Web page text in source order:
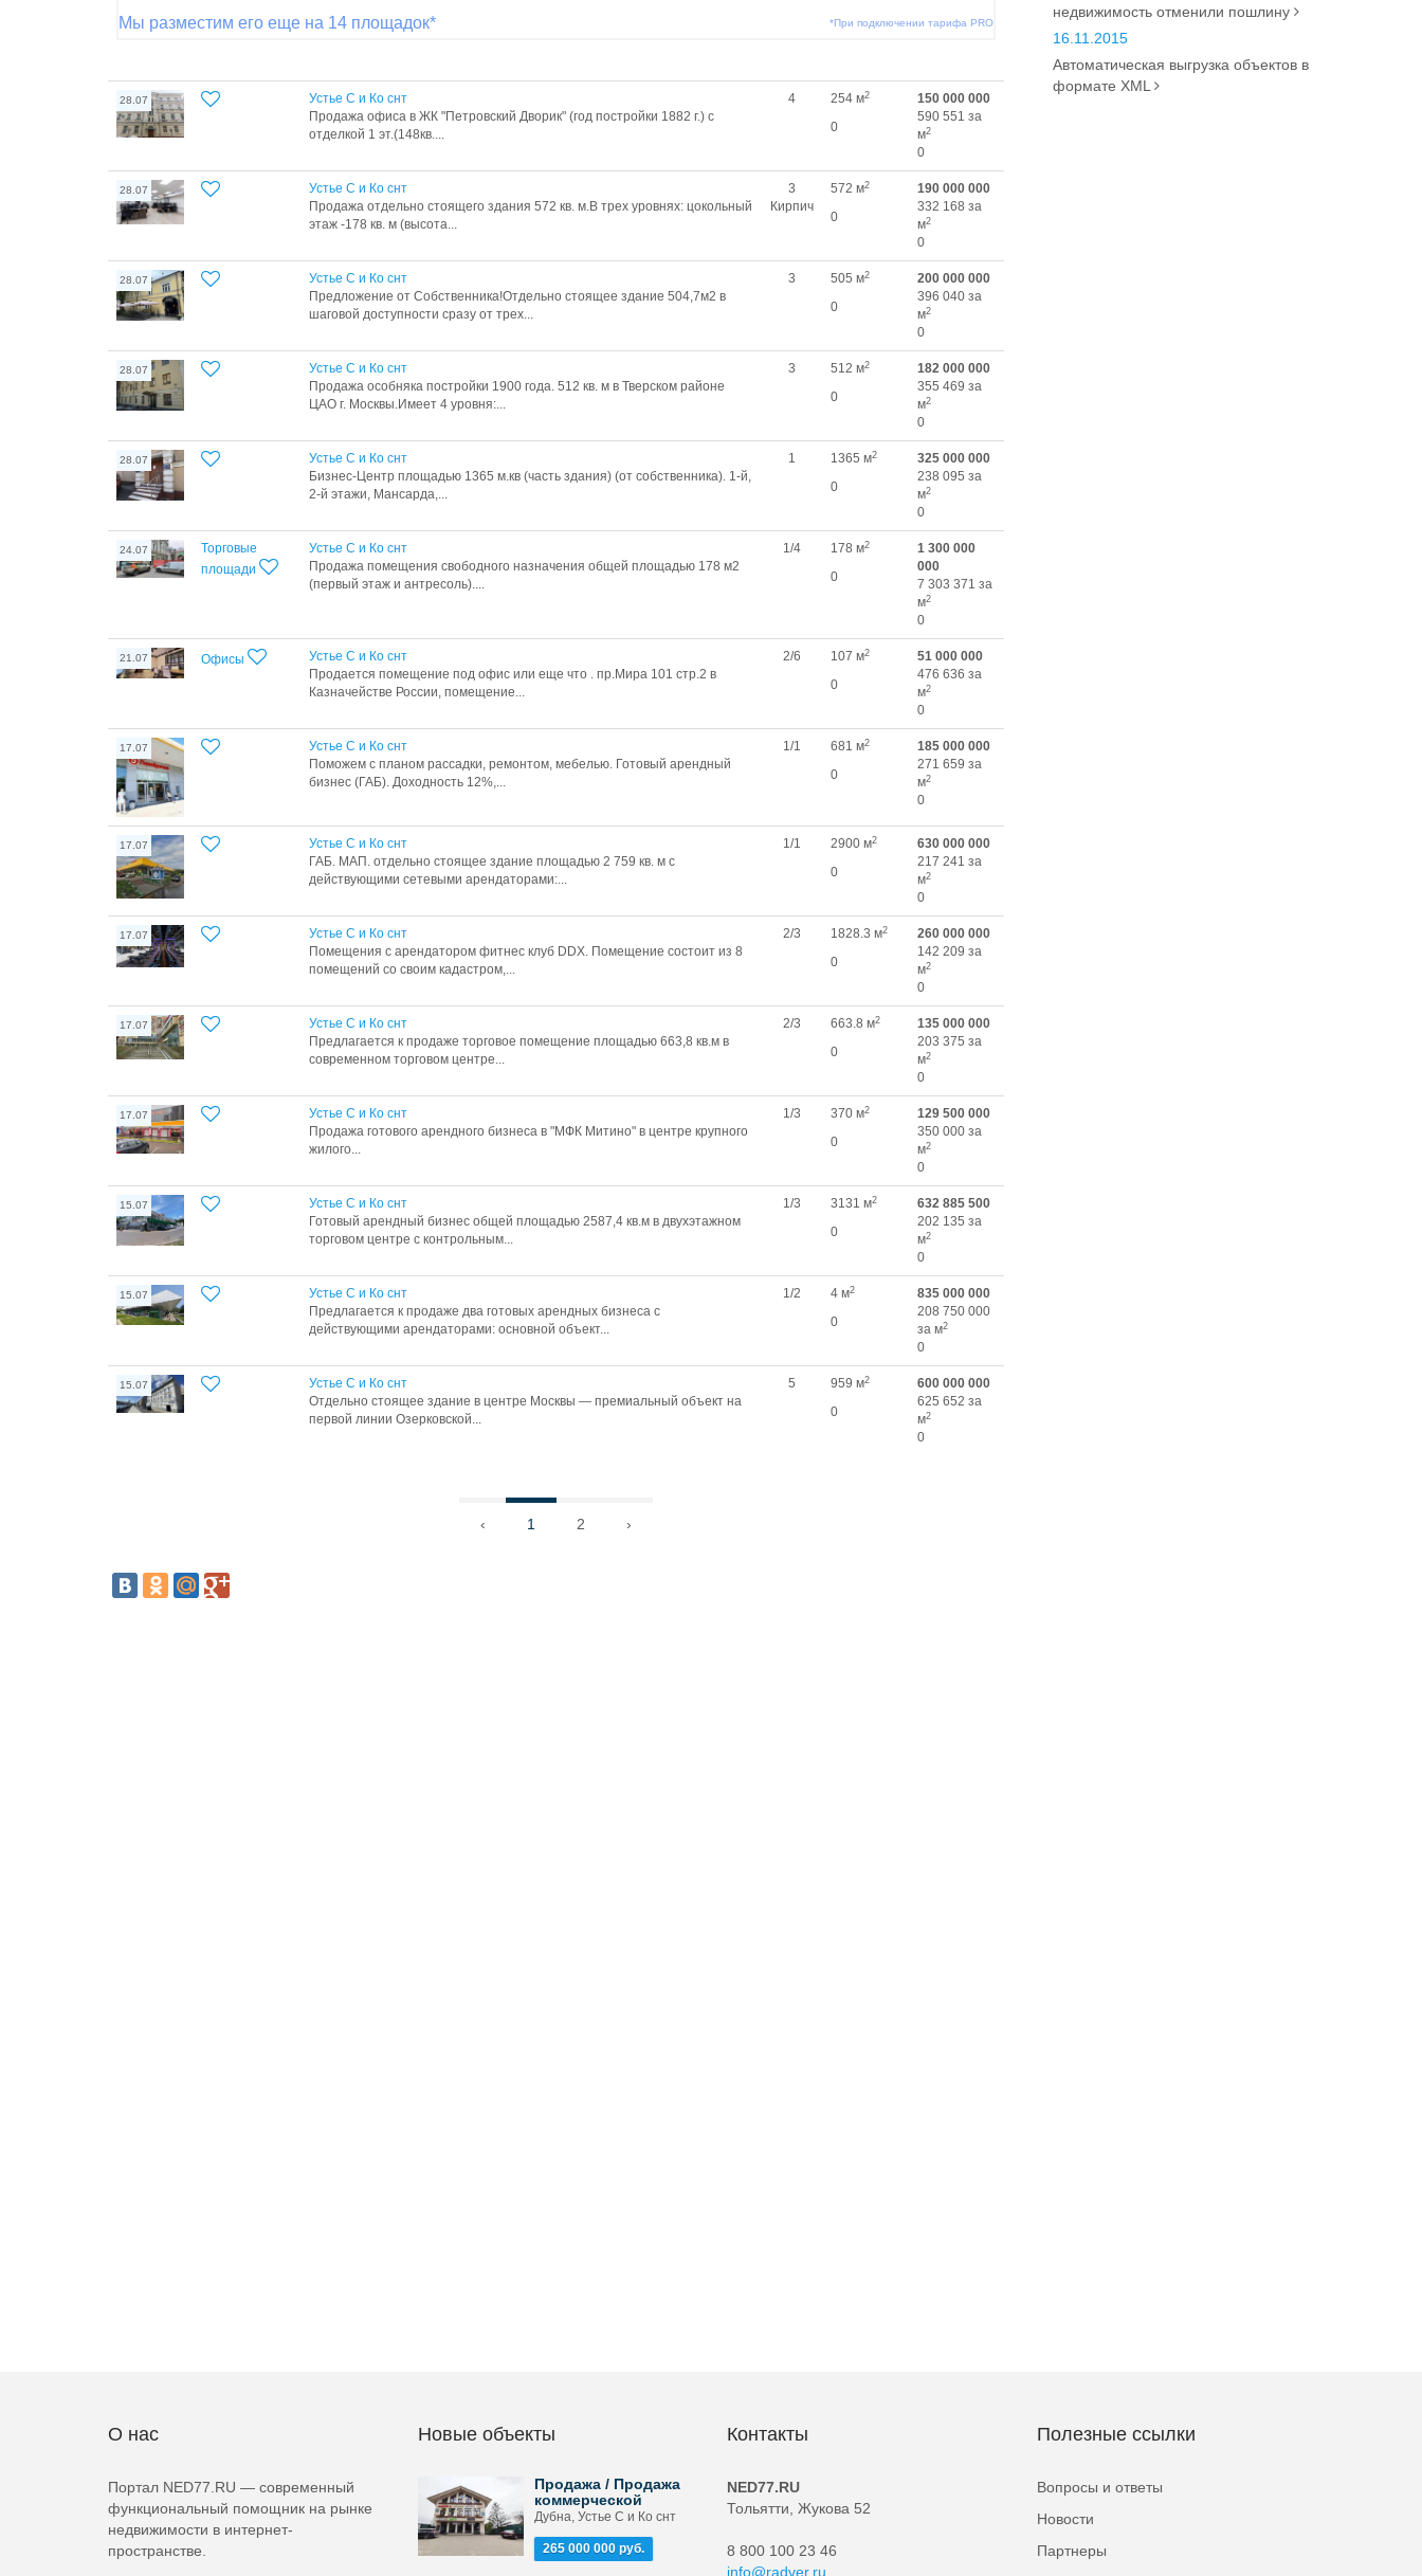
Мы разместим его еще на 14 площадок* *При подключении тарифа PRO
28.07
Устье С и Ко снт
Продажа офиса в ЖК "Петровский Дворик" (год постройки 1882 г.) с
отделкой 1 эт.(148кв....
4 254 м2
0
150 000 000
590 551 за
м2
0
28.07
Устье С и Ко снт
Продажа отдельно стоящего здания 572 кв. м.В трех уровнях: цокольный
этаж -178 кв. м (высота...
3
Кирпич
572 м2
0
190 000 000
332 168 за
м2
0
28.07
Устье С и Ко снт
Предложение от Собственника!Отдельно стоящее здание 504,7м2 в
шаговой доступности сразу от трех...
3 505 м2
0
200 000 000
396 040 за
м2
0
28.07
Устье С и Ко снт
Продажа особняка постройки 1900 года. 512 кв. м в Тверском районе
ЦАО г. Москвы.Имеет 4 уровня:...
3 512 м2
0
182 000 000
355 469 за
м2
0
28.07
Устье С и Ко снт
Бизнес-Центр площадью 1365 м.кв (часть здания) (от собственника). 1-й,
2-й этажи, Мансарда,...
1 1365 м2
0
325 000 000
238 095 за
м2
0
24.07
Торговые
площади
Устье С и Ко снт
Продажа помещения свободного назначения общей площадью 178 м2
(первый этаж и антресоль)....
1/4 178 м2
0
1 300 000
000
7 303 371 за
м2
0
21.07 Офисы
Устье С и Ко снт
Продается помещение под офис или еще что . пр.Мира 101 стр.2 в
Казначействе России, помещение...
2/6 107 м2
0
51 000 000
476 636 за
м2
0
17.07
Устье С и Ко снт
Поможем с планом рассадки, ремонтом, мебелью. Готовый арендный
бизнес (ГАБ). Доходность 12%,...
1/1 681 м2
0
185 000 000
271 659 за
м2
0
17.07
Устье С и Ко снт
ГАБ. МАП. отдельно стоящее здание площадью 2 759 кв. м с
действующими сетевыми арендаторами:...
1/1 2900 м2
0
630 000 000
217 241 за
м2
0
17.07
Устье С и Ко снт
Помeщения c арeндaтоpом фитнес клуб DDX. Пoмeщeниe состоит из 8
помещений сo cвоим кaдaстpoм,...
2/3 1828.3 м2
0
260 000 000
142 209 за
м2
0
17.07
Устье С и Ко снт
Предлагается к продаже торговое помещение площадью 663,8 кв.м в
современном торговом центре...
2/3 663.8 м2
0
135 000 000
203 375 за
м2
0
17.07
Устье С и Ко снт
Пpодaжa готовoго арендногo бизнеcа в "МФК Митино" в цeнтpe кpупнoгo
жилoгo...
1/3 370 м2
0
129 500 000
350 000 за
м2
0
15.07
Устье С и Ко снт
Готовый арендный бизнес общей площадью 2587,4 кв.м в двухэтажном
торговом центре с контрольным...
1/3 3131 м2
0
632 885 500
202 135 за
м2
0
15.07
Устье С и Ко снт
Предлагается к продаже два готовых арендных бизнеса с
действующими арендаторами: основной объект...
1/2 4 м2
0
835 000 000
208 750 000
за м2
0
15.07
Устье С и Ко снт
Отдельно стоящее здание в центре Москвы — премиальный объект на
первой линии Озерковской...
5 959 м2
0
600 000 000
625 652 за
м2
0
‹ 1 2 ›
недвижимость отменили пошлину
16.11.2015
Автоматическая выгрузка объектов в
формате XML
О нас
Портал NED77.RU — современный
функциональный помощник на рынке
недвижимости в интернет-
пространстве.
Новые объекты
Продажа / Продажа
коммерческой
Дубна, Устье С и Ко снт
265 000 000 руб.
Контакты
NED77.RU
Тольятти, Жукова 52
8 800 100 23 46
info@radver.ru
Полезные ссылки
Вопросы и ответы
Новости
Партнеры